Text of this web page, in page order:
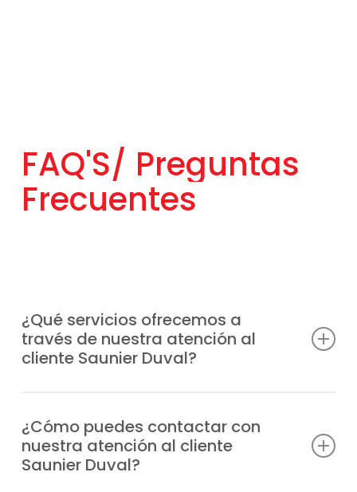
FAQ'S/ Preguntas
Frecuentes
¿Qué servicios ofrecemos a
través de nuestra atención al
cliente Saunier Duval?
solicitudes de reparación, información
sobre garantías y todo lo relacionado con
tus equipos Saunier Duval.
¿Cómo puedes contactar con
nuestra atención al cliente
Saunier Duval?